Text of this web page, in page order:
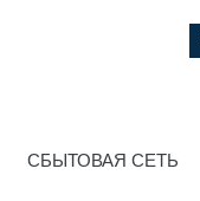
СБЫТОВАЯ СЕТЬ